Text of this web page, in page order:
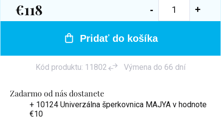
Zadarmo od nás dostanete
+ 10124 Univerzálna šperkovnica MAJYA v hodnote
€10
€118
Jednotková
Pridať do košíka
Kód produktu: 11802 Výmena do 66 dní